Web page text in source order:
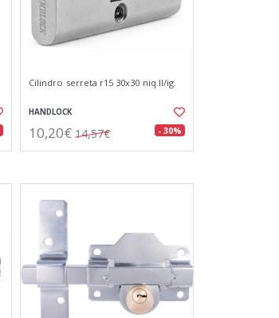
Cilindro serreta r15 30x30 niq.ll/ig.
HANDLOCK
10,20€ 14,57€ - 30%